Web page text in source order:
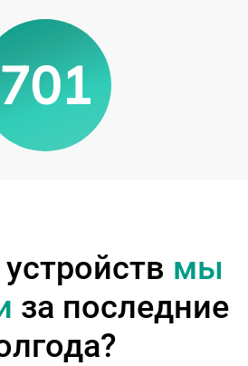
701
мы
за последние